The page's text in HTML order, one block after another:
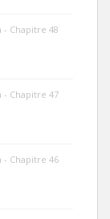
- Chapitre 48
- Chapitre 47
- Chapitre 46